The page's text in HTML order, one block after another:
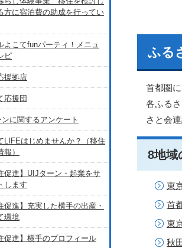
ふる
首都圏
各ふる
さと会
8地域
東
首
東
秋
方に宿泊費の助成を行ってい
よこてfunパーティ！メニュ
ピ
援拠店
応援団
に関するアンケート
LIFEはじめませんか？（移住
報）
促進】UIJターン・起業をサ
します
促進】充実した横手の出産・
環境
促進】横手のプロフィール